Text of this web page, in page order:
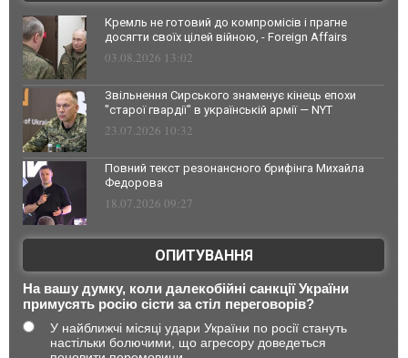
Кремль не готовий до компромісів і прагне
досягти своїх цілей війною, - Foreign Affairs
03.08.2026 13:02
Звільнення Сирського знаменує кінець епохи
"старої гвардії" в українській армії — NYT
23.07.2026 10:32
Повний текст резонансного брифінга Михайла
Федорова
18.07.2026 09:27
ОПИТУВАННЯ
На вашу думку, коли далекобійні санкції України
примусять росію сісти за стіл переговорів?
У найближчі місяці удари України по росії стануть
настільки болючими, що агресору доведеться